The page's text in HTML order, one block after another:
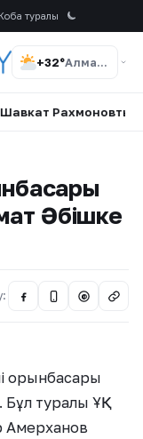
туралы
+32° Алматы
отбасы
Әбішке
@
орынбасары
туралы ҰҚК
Амерханов